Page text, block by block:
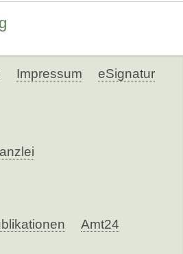
Impressum eSignatur
Amt24